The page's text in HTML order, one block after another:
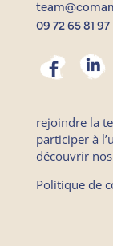
09 72 65 81 97
rejoindre la
participer à
découvrir
Politique de